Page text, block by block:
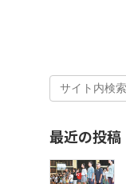
最近の投稿